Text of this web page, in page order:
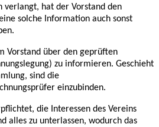
verlangt, hat der Vorstand den
solche Information auch sonst
Vorstand über den geprüften
zu informieren. Geschieht
sind die
einzubinden.
die Interessen des Vereins
alles zu unterlassen, wodurch das